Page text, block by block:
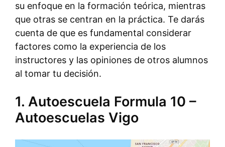
su enfoque en la formación teórica, mientras
que otras se centran en la práctica. Te darás
cuenta de que es fundamental considerar
factores como la experiencia de los
instructores y las opiniones de otros alumnos
al tomar tu decisión.
1. Autoescuela Formula 10 –
Autoescuelas Vigo